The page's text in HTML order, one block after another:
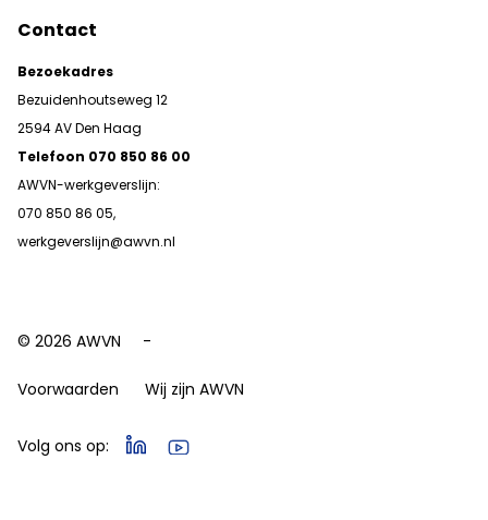
Contact
Bezoekadres
Bezuidenhoutseweg 12
2594 AV Den Haag
Telefoon 070 850 86 00
AWVN-werkgeverslijn:
070 850 86 05,
werkgeverslijn@awvn.nl
© 2026 AWVN
Voorwaarden Wij zijn AWVN
Volg ons op: